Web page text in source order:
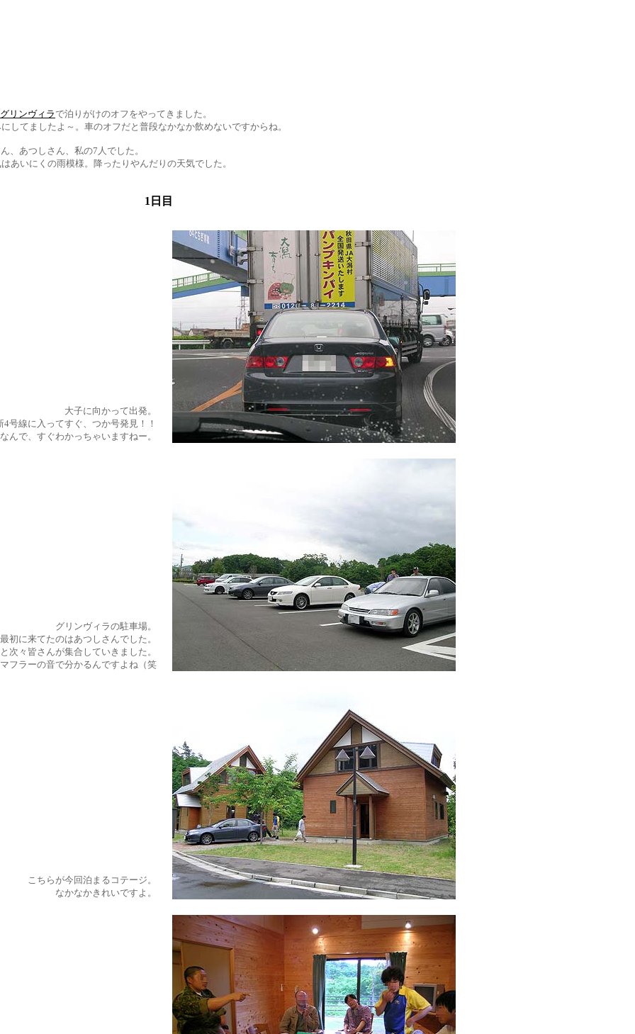
グリンヴィラ で泊りがけのオフをやってきました。
てましたよ～。車のオフだと普段なかなか飲めないですからね。
、あつしさん、私の7人でした。
あいにくの雨模様。降ったりやんだりの天気でした。
1日目
大子に向かって出発。
4号線に入ってすぐ、つか号発見！！
んで、すぐわかっちゃいますねー。
グリンヴィラの駐車場。
最初に来てたのはあつしさんでした。
次々皆さんが集合していきました。
フラーの音で分かるんですよね（笑
こちらが今回泊まるコテージ。
なかなかきれいですよ。